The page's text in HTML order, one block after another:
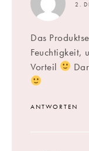
2.
Das
Feuchtigkeit,
Vorteil
ANTWORTEN